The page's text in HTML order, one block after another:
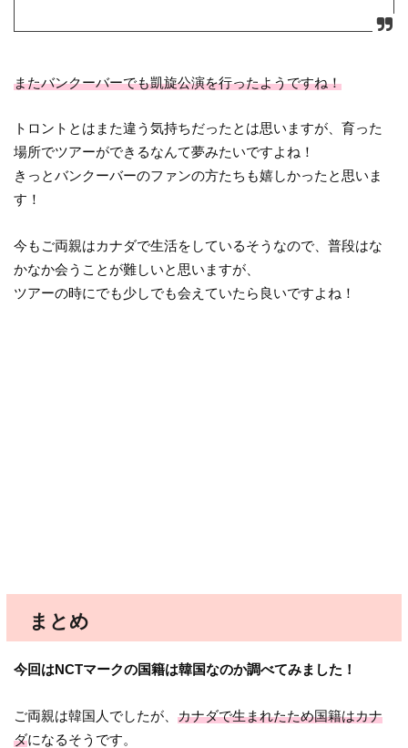
またバンクーバーでも凱旋公演を行ったようですね！
トロントとはまた違う気持ちだったとは思いますが、育った
場所でツアーができるなんて夢みたいですよね！
きっとバンクーバーのファンの方たちも嬉しかったと思いま
す！
今もご両親はカナダで生活をしているそうなので、普段はな
かなか会うことが難しいと思いますが、
ツアーの時にでも少しでも会えていたら良いですよね！
まとめ
今回はNCTマークの国籍は韓国なのか調べてみました！
ご両親は韓国人でしたが、カナダで生まれたため国籍はカナ
ダになるそうです。